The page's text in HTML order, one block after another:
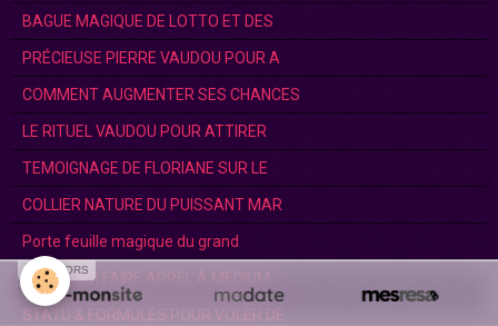
BAGUE MAGIQUE DE LOTTO ET DES
PRÉCIEUSE PIERRE VAUDOU POUR A
COMMENT AUGMENTER SES CHANCES
LE RITUEL VAUDOU POUR ATTIRER
TEMOIGNAGE DE FLORIANE SUR LE
COLLIER NATURE DU PUISSANT MAR
Porte feuille magique du grand
POURQUOI FAIRE APPEL À MEDIUM
STATU & FORMULES POUR VOLER DE
SPONSORS